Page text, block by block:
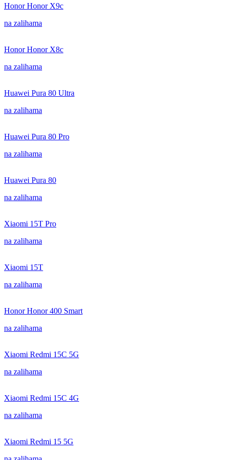
Honor Honor X9c
na zalihama
Honor Honor X8c
na zalihama
Huawei Pura 80 Ultra
na zalihama
Huawei Pura 80 Pro
na zalihama
Huawei Pura 80
na zalihama
Xiaomi 15T Pro
na zalihama
Xiaomi 15T
na zalihama
Honor Honor 400 Smart
na zalihama
Xiaomi Redmi 15C 5G
na zalihama
Xiaomi Redmi 15C 4G
na zalihama
Xiaomi Redmi 15 5G